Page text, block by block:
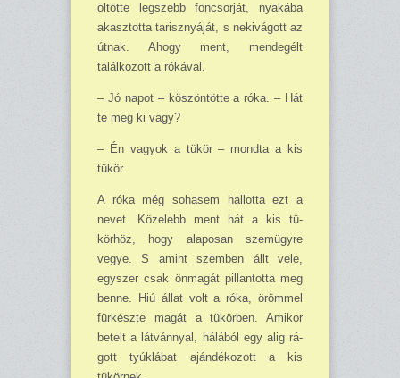
öltötte leg­szebb foncsorját, nyakába
akasztotta tarisznyáját, s nekivágott az
útnak. Ahogy ment, mendegélt
találkozott a rókával.
– Jó napot – köszön­tötte a róka. – Hát
te meg ki vagy?
– Én vagyok a tükör – mondta a kis
tükör.
A róka még sohasem hallotta ezt a
nevet. Kö­zelebb ment hát a kis tü­
körhöz, hogy ala­posan szemügyre
vegye. S amint szemben állt vele,
egyszer csak önmagát pillan­totta meg
benne. Hiú állat volt a róka, örömmel
für­készte magát a tükörben. Amikor
betelt a látván­nyal, hálából egy alig rá­
gott tyúklábat ajándéko­zott a kis